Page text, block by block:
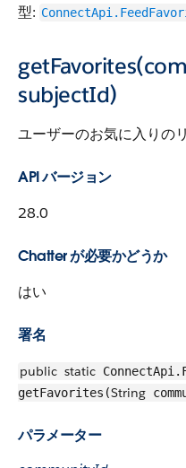
型:
subjectId)
ユーザーのお気に入りの
API バージョン
28.0
Chatter が必要かどうか
はい
署名
public static
getFavorites(String
パラメーター